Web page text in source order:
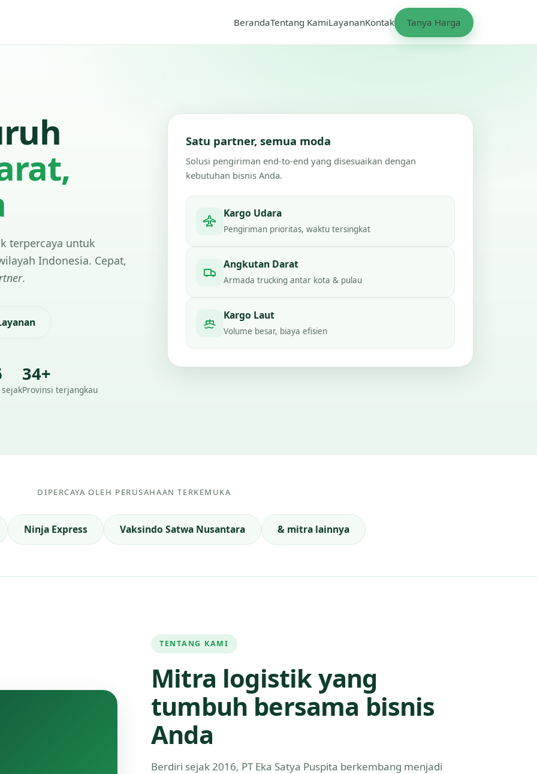
BerandaTentang KamiLayananKontak Tanya Harga
terpercaya untuk
Indonesia. Cepat,
.
34+
Provinsi terjangkau
Satu partner, semua moda
Solusi pengiriman end-to-end yang disesuaikan dengan
kebutuhan bisnis Anda.
Kargo Udara
Pengiriman prioritas, waktu tersingkat
Angkutan Darat
Armada trucking antar kota & pulau
Kargo Laut
Volume besar, biaya efisien
DIPERCAYA OLEH PERUSAHAAN TERKEMUKA
Ninja Express Vaksindo Satwa Nusantara & mitra lainnya
TENTANG KAMI
Mitra logistik yang
tumbuh bersama bisnis
Anda
Berdiri sejak 2016, PT Eka Satya Puspita berkembang menjadi